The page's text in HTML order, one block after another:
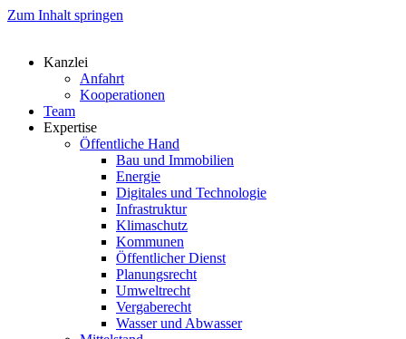
Zum Inhalt springen
Kanzlei
Anfahrt
Kooperationen
Team
Expertise
Öffentliche Hand
Bau und Immobilien
Energie
Digitales und Technologie
Infrastruktur
Klimaschutz
Kommunen
Öffentlicher Dienst
Planungsrecht
Umweltrecht
Vergaberecht
Wasser und Abwasser